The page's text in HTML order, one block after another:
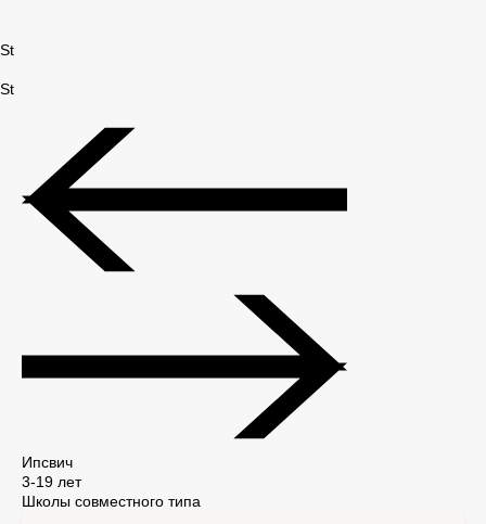
Ипсвич
3-19 лет
Школы совместного типа